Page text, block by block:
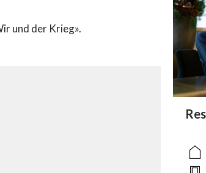
und der Krieg».